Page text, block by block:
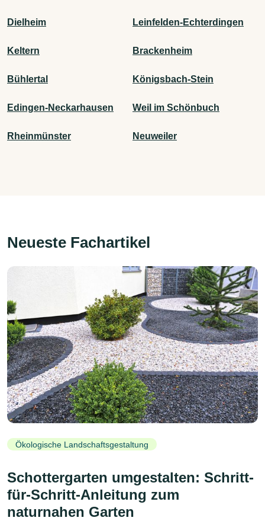
Dielheim Leinfelden-Echterdingen
Keltern Brackenheim
Bühlertal Königsbach-Stein
Edingen-Neckarhausen Weil im Schönbuch
Rheinmünster Neuweiler
Neueste Fachartikel
Ökologische Landschaftsgestaltung
Schottergarten umgestalten: Schritt-
für-Schritt-Anleitung zum
naturnahen Garten